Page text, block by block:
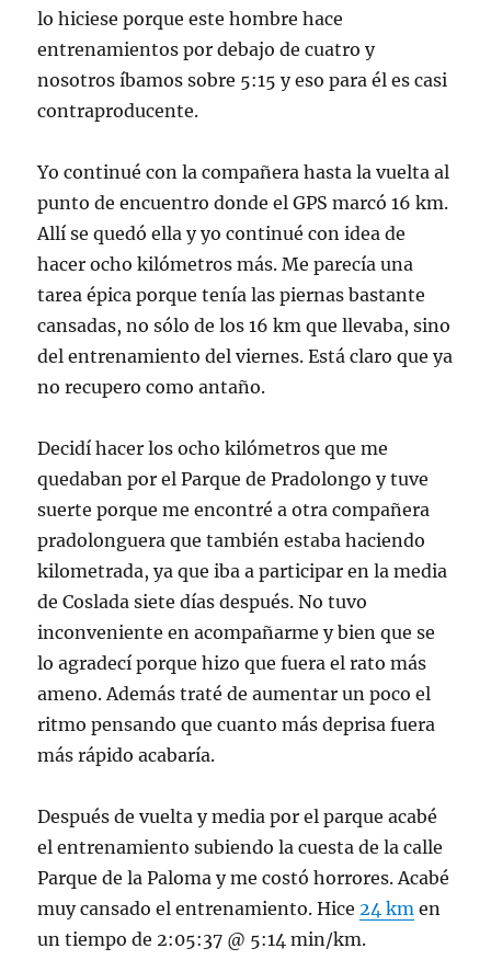
lo hiciese porque este hombre hace
entrenamientos por debajo de cuatro y
nosotros íbamos sobre 5:15 y eso para él es casi
contraproducente.
Yo continué con la compañera hasta la vuelta al
punto de encuentro donde el GPS marcó 16 km.
Allí se quedó ella y yo continué con idea de
hacer ocho kilómetros más. Me parecía una
tarea épica porque tenía las piernas bastante
cansadas, no sólo de los 16 km que llevaba, sino
del entrenamiento del viernes. Está claro que ya
no recupero como antaño.
Decidí hacer los ocho kilómetros que me
quedaban por el Parque de Pradolongo y tuve
suerte porque me encontré a otra compañera
pradolonguera que también estaba haciendo
kilometrada, ya que iba a participar en la media
de Coslada siete días después. No tuvo
inconveniente en acompañarme y bien que se
lo agradecí porque hizo que fuera el rato más
ameno. Además traté de aumentar un poco el
ritmo pensando que cuanto más deprisa fuera
más rápido acabaría.
Después de vuelta y media por el parque acabé
el entrenamiento subiendo la cuesta de la calle
Parque de la Paloma y me costó horrores. Acabé
muy cansado el entrenamiento. Hice 24 km en
un tiempo de 2:05:37 @ 5:14 min/km.